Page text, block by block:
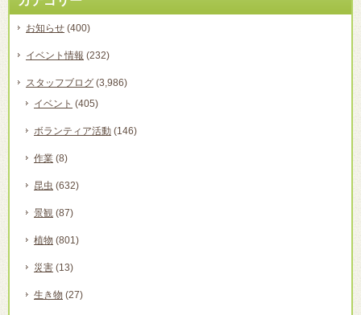
お知らせ (400)
イベント情報 (232)
スタッフブログ (3,986)
イベント (405)
ボランティア活動 (146)
作業 (8)
昆虫 (632)
景観 (87)
植物 (801)
災害 (13)
生き物 (27)